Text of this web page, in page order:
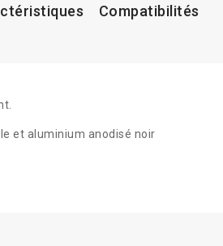
Compatibilités
et aluminium anodisé noir